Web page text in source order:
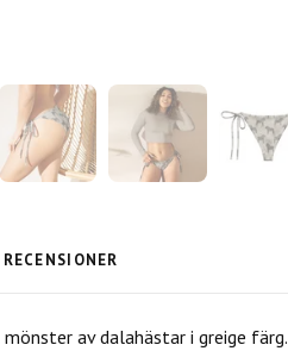
RECENSIONER
av dalahästar i greige färg.